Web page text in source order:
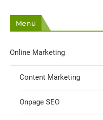
Menü
Online Marketing
Content Marketing
Onpage SEO